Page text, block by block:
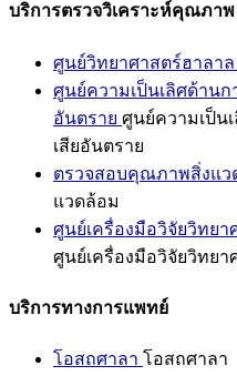
บริการตรวจวิเคราะห์คุณภาพ
ศูนย์วิทยาศาสตร์ฮาลาล
ศูนย์ความเป็นเลิศด้านก
อันตราย ศูนย์ความเป็น
เสียอันตราย
ตรวจสอบคุณภาพสิ่งแว
แวดล้อม
ศูนย์เครื่องมือวิจัยวิทยา
ศูนย์เครื่องมือวิจัยวิทยา
บริการทางการแพทย์
โอสถศาลา โอสถศาลา